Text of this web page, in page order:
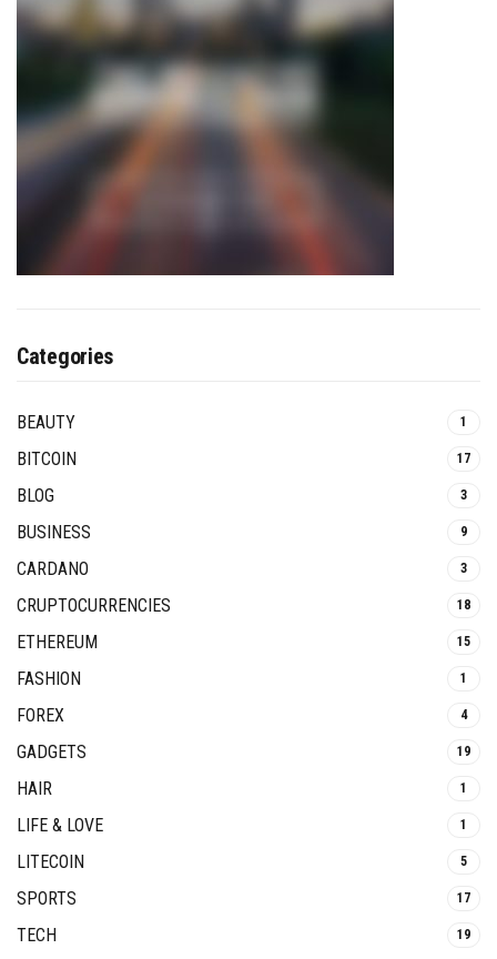
Categories
BEAUTY 1
BITCOIN 17
BLOG 3
BUSINESS 9
CARDANO 3
CRUPTOCURRENCIES 18
ETHEREUM 15
FASHION 1
FOREX 4
GADGETS 19
HAIR 1
LIFE & LOVE 1
LITECOIN 5
SPORTS 17
TECH 19